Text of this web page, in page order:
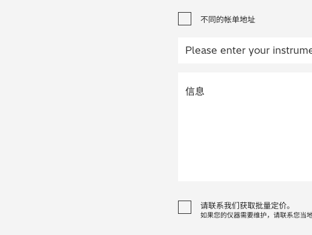
不同的帐单地址
请联系我们获取批量定价。
如果您的仪器需要维护，请联系您当